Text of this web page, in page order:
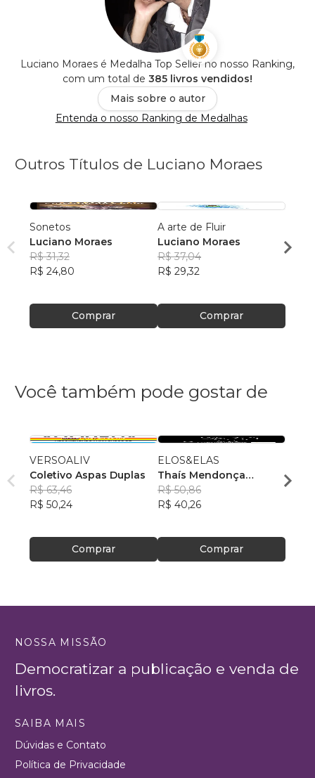
Luciano Moraes é Medalha Top Seller no nosso Ranking,
com um total de 385 livros vendidos!
Mais sobre o autor
Entenda o nosso Ranking de Medalhas
Outros Títulos de Luciano Moraes
Sonetos
Luciano Moraes
R$ 31,32
R$ 24,80
Comprar
A arte de Fluir
Luciano Moraes
R$ 37,04
R$ 29,32
Comprar
Você também pode gostar de
VERSOALIV
Coletivo Aspas Duplas
R$ 63,46
R$ 50,24
Comprar
ELOS&ELAS
Thaís Mendonça
Resende
R$ 50,86
R$ 40,26
Comprar
R$
NOSSA MISSÃO
Democratizar a publicação e venda de
livros.
SAIBA MAIS
Dúvidas e Contato
Política de Privacidade